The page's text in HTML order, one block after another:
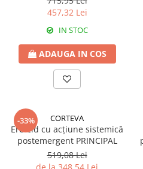
Fertilizanți foliari
Pachete tehnologice
Regulatori de creștere
GRÂU DE PRIMĂVARĂ
Tratament semințe
Fungicide
GRÂU DE TOAMNĂ
Tratament semințe
Fertilizanți foliari
OLEAGINOASE
OREZ
Insecticide
Fertilizanți foliari
457,32 Lei
IN STOC
ADAUGA IN COS
-33% CORTEVA
Erbicid cu acțiune sistemică
postemergent PRINCIPAL
519,08 Lei